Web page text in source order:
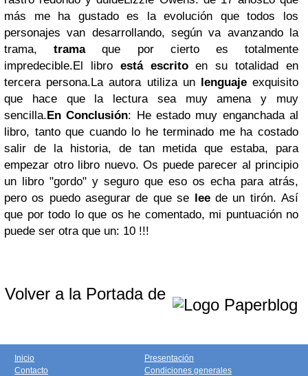
más me ha gustado es la evolución que todos los
personajes van desarrollando, según va avanzando la
trama,tramaque por cierto es totalmente
impredecible.El libro está escritoen su totalidad en
tercera persona.La autora utiliza un lenguajeexquisito
que hace que la lectura sea muy amena y muy
sencilla.En Conclusión: He estado muy enganchada al
libro, tanto que cuando lo he terminado me ha costado
salir de la historia, de tan metida que estaba, para
empezar otro libro nuevo. Os puede parecer al principio
un libro "gordo" y seguro que eso os echa para atrás,
pero os puedo asegurar de que se leede un tirón. Así
que por todo lo que os he comentado, mi puntuación no
puede ser otra que un: 10 !!!
Volver a la Portada de
Inicio
Contacto
Presentación
Condiciones generales